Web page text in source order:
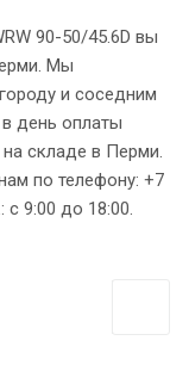
90-50/45.6D вы
Мы
и соседним
в день оплаты
на складе в Перми.
по телефону: +7
9:00 до 18:00.